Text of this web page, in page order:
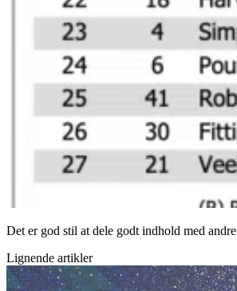
Det er god stil at dele godt indhold med andre
Lignende artikler